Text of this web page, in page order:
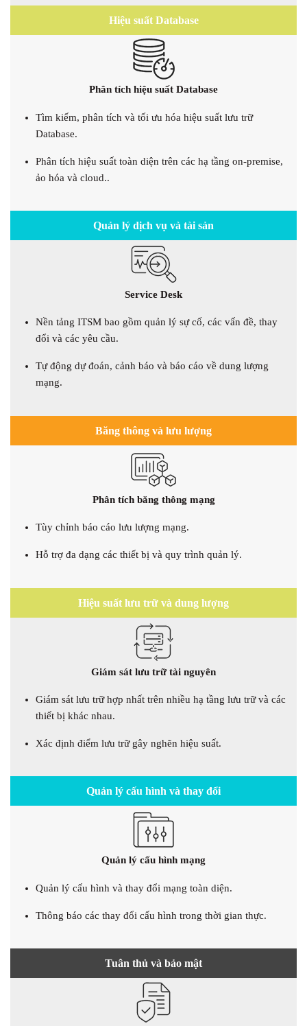
Hiệu suất Database
Phân tích hiệu suất Database
Tìm kiếm, phân tích và tối ưu hóa hiệu suất lưu trữ
Database.
Phân tích hiệu suất toàn diện trên các hạ tầng on-premise,
ảo hóa và cloud..
Quản lý dịch vụ và tài sản
Service Desk
Nền tảng ITSM bao gồm quản lý sự cố, các vấn đề, thay
đổi và các yêu cầu.
Tự động dự đoán, cảnh báo và báo cáo về dung lượng
mạng.
Băng thông và lưu lượng
Phân tích băng thông mạng
Tùy chỉnh báo cáo lưu lượng mạng.
Hỗ trợ đa dạng các thiết bị và quy trình quản lý.
Hiệu suất lưu trữ và dung lượng
Giám sát lưu trữ tài nguyên
Giám sát lưu trữ hợp nhất trên nhiều hạ tầng lưu trữ và các
thiết bị khác nhau.
Xác định điểm lưu trữ gây nghẽn hiệu suất.
Quản lý cấu hình và thay đổi
Quản lý cấu hình mạng
Quản lý cấu hình và thay đổi mạng toàn diện.
Thông báo các thay đổi cấu hình trong thời gian thực.
Tuân thủ và bảo mật